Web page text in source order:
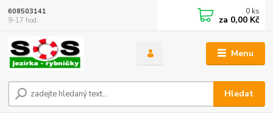
Menu
Hledat
608503141
9-17 hod.
0 ks
za 0,00 Kč